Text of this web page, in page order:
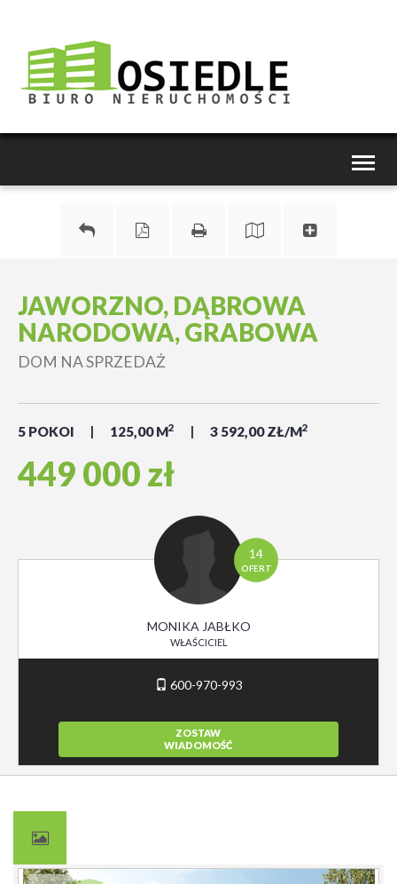
JAWORZNO, DĄBROWA
NARODOWA, GRABOWA
DOM NA SPRZEDAŻ
5 POKOI 125,00 M2 3 592,00 ZŁ/M2
449 000 zł
14
OFERT
MONIKA JABŁKO
WŁAŚCICIEL
600-970-993
ZOSTAW
WIADOMOŚĆ